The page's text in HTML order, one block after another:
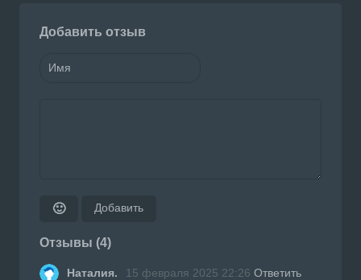
Добавить отзыв
🙂 Добавить
Отзывы (4)
Наталия. 15 февраля 2025 22:26 Ответить